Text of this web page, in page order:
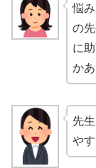
悩
の
に
か
先
やす